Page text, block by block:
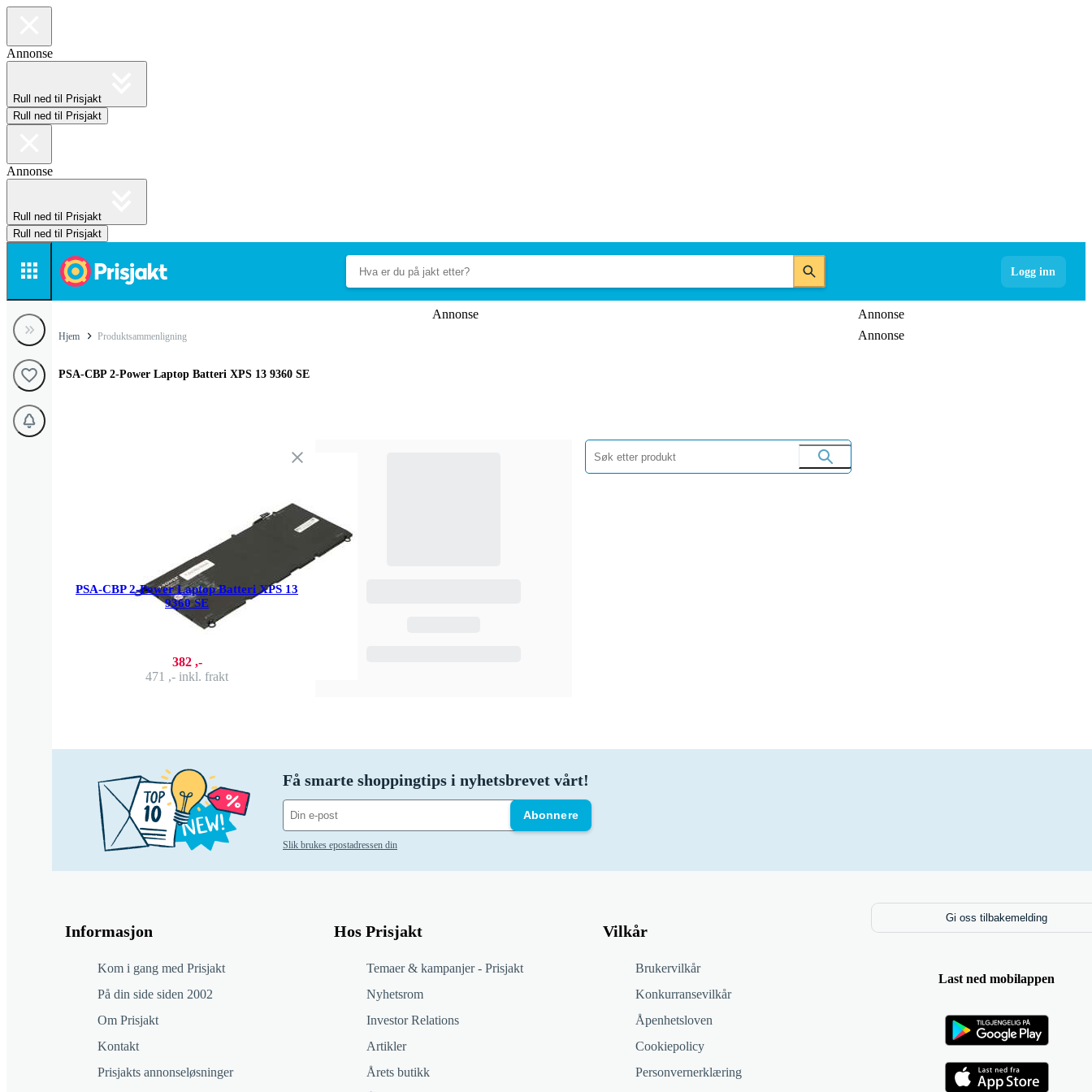
Annonse
Rull ned til Prisjakt
Rull ned til Prisjakt
Annonse
Rull ned til Prisjakt
Rull ned til Prisjakt
Logg inn
Annonse
Annonse
Annonse
Hjem Produktsammenligning
PSA-CBP 2-Power Laptop Batteri XPS 13 9360 SE
PSA-CBP 2-Power Laptop Batteri XPS 13
9360 SE
382 ,-
471 ,- inkl. frakt
Få smarte shoppingtips i nyhetsbrevet vårt!
Abonnere
Slik brukes epostadressen din
Informasjon
Kom i gang med Prisjakt
På din side siden 2002
Om Prisjakt
Kontakt
Prisjakts annonseløsninger
Hos Prisjakt
Temaer & kampanjer - Prisjakt
Nyhetsrom
Investor Relations
Artikler
Årets butikk
Vilkår
Brukervilkår
Konkurransevilkår
Åpenhetsloven
Cookiepolicy
Personvernerklæring
Gi oss tilbakemelding
Last ned mobilappen